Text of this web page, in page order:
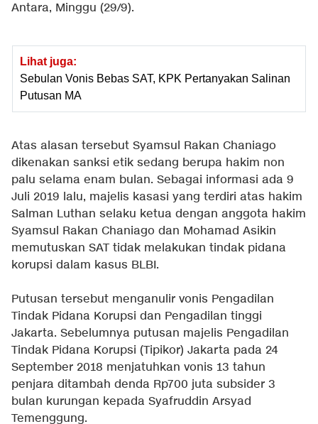
Antara, Minggu (29/9).
Lihat juga:
Sebulan Vonis Bebas SAT, KPK Pertanyakan Salinan
Putusan MA
Atas alasan tersebut Syamsul Rakan Chaniago
dikenakan sanksi etik sedang berupa hakim non
palu selama enam bulan. Sebagai informasi ada 9
Juli 2019 lalu, majelis kasasi yang terdiri atas hakim
Salman Luthan selaku ketua dengan anggota hakim
Syamsul Rakan Chaniago dan Mohamad Asikin
memutuskan SAT tidak melakukan tindak pidana
korupsi dalam kasus BLBI.
Putusan tersebut menganulir vonis Pengadilan
Tindak Pidana Korupsi dan Pengadilan tinggi
Jakarta. Sebelumnya putusan majelis Pengadilan
Tindak Pidana Korupsi (Tipikor) Jakarta pada 24
September 2018 menjatuhkan vonis 13 tahun
penjara ditambah denda Rp700 juta subsider 3
bulan kurungan kepada Syafruddin Arsyad
Temenggung.